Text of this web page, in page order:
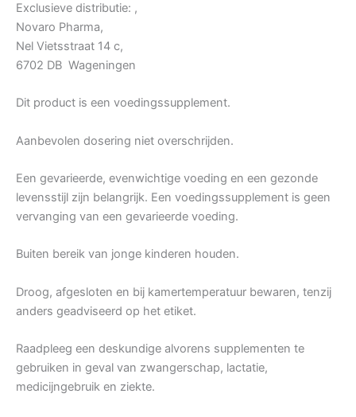
Exclusieve distributie: ,
Novaro Pharma,
Nel Vietsstraat 14 c,
6702 DB Wageningen
Dit product is een voedingssupplement.
Aanbevolen dosering niet overschrijden.
Een gevarieerde, evenwichtige voeding en een gezonde
levensstijl zijn belangrijk. Een voedingssupplement is geen
vervanging van een gevarieerde voeding.
Buiten bereik van jonge kinderen houden.
Droog, afgesloten en bij kamertemperatuur bewaren, tenzij
anders geadviseerd op het etiket.
Raadpleeg een deskundige alvorens supplementen te
gebruiken in geval van zwangerschap, lactatie,
medicijngebruik en ziekte.